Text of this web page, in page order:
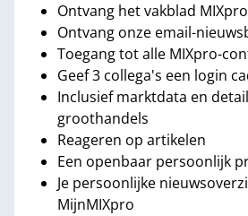
Ontvang het vakblad MIXpro
Ontvang onze email-
Toegang tot alle MIXpro-
Geef 3 collega's een login
Inclusief marktdata en
groothandels
Reageren op artikelen
Een openbaar persoonlijk
Je persoonlijke
MijnMIXpro